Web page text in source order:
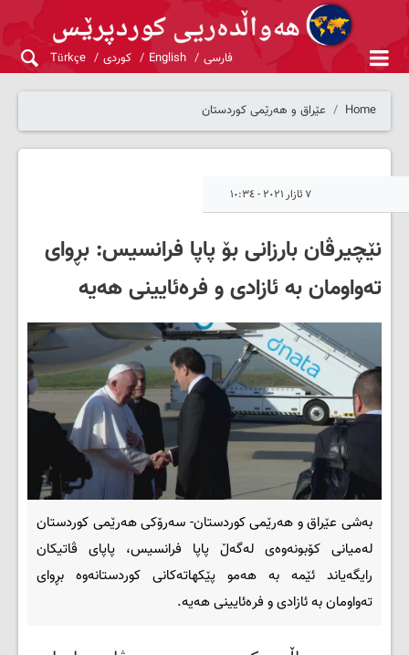
فارسی English کوردی Türkçe
Home عێراق و هەرێمی کوردستان
٧ ئازار ٢٠٢١ - ١٠:٣٤
نێچیرڤان بارزانی بۆ پاپا فرانسیس: بڕوای
تەواومان بە ئازادی و فرەئایینی هەیە
بەشی عێراق و هەرێمی کوردستان- سەرۆکی هەرێمی کوردستان
لەمیانی کۆبونەوەی لەگەڵ پاپا فرانسیس، پاپای ڤاتیکان
رایگەیاند ئێمە بە هەمو پێکهاتەکانی کوردستانەوە بڕوای
تەواومان بە ئازادی و فرەئایینی هەیە.